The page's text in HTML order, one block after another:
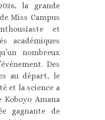
la grande
Miss Campus
et
académiques
nombreux
Des
au départ, le
et la science a
Amana
gagnante de